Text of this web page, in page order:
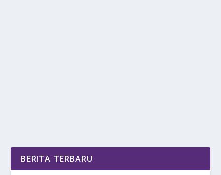
BERITA TERBARU